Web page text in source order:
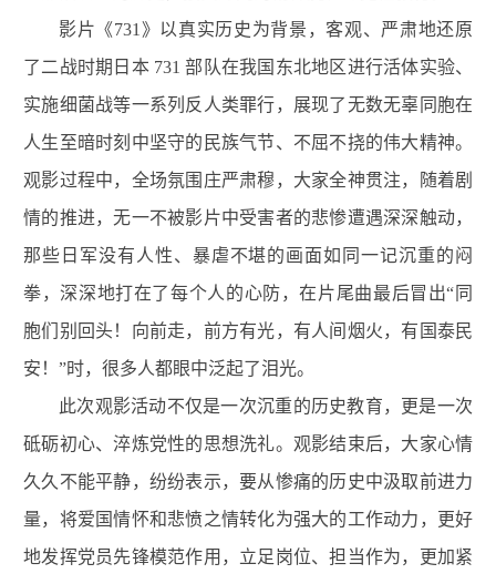
影片《731》以真实历史为背景，客观、严肃地还原
了二战时期日本731部队在我国东北地区进行活体实验、
实施细菌战等一系列反人类罪行，展现了无数无辜同胞在
人生至暗时刻中坚守的民族气节、不屈不挠的伟大精神。
观影过程中，全场氛围庄严肃穆，大家全神贯注，随着剧
情的推进，无一不被影片中受害者的悲惨遭遇深深触动，
那些日军没有人性、暴虐不堪的画面如同一记沉重的闷
拳，深深地打在了每个人的心防，在片尾曲最后冒出“ 同
胞们别回头！向前走，前方有光，有人间烟火，有国泰民
安！ ”时，很多人都眼中泛起了泪光。
此次观影活动不仅是一次沉重的历史教育，更是一次
砥砺初心、淬炼党性的思想洗礼。观影结束后，大家心情
久久不能平静，纷纷表示，要从惨痛的历史中汲取前进力
量，将爱国情怀和悲愤之情转化为强大的工作动力，更好
地发挥党员先锋模范作用，立足岗位、担当作为，更加紧